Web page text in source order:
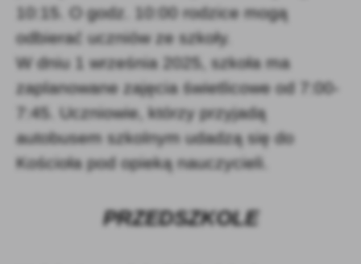
10:15. O godz. 10:00 rodzice mogą
odbierać uczniów ze szkoły.
W dniu 1 września 2025, szkoła ma
zaplanowane zajęcia świetlicowe od 7:00-
7:45. Uczniowie, którzy przyjadą
autobusem szkolnym udadzą się do
Kościoła pod opieką nauczycieli.
PRZEDSZKOLE